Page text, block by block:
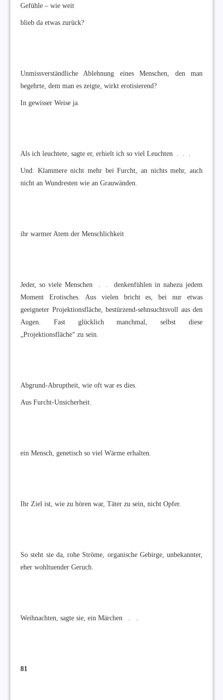
Gefühle – wie weit
blieb da etwas zurück?
Unmissverständliche Ablehnung eines Menschen, den man
begehrte, dem man es zeigte, wirkt erotisierend?
In gewisser Weise ja.
Als ich leuchtete, sagte er, erhielt ich so viel Leuchten . . .
Und: Klammere nicht mehr bei Furcht, an nichts mehr, auch
nicht an Wundresten wie an Grauwänden.
ihr warmer Atem der Menschlichkeit
Jeder, so viele Menschen . . denkenfühlen in nahezu jedem
Moment Erotisches. Aus vielen bricht es, bei nur etwas
geeigneter Projektionsfläche, bestürzend-sehnsuchtsvoll aus den
Augen. Fast glücklich manchmal, selbst diese
„Projektionsfläche“ zu sein.
Abgrund-Abruptheit, wie oft war es dies.
Aus Furcht-Unsicherheit.
ein Mensch, genetisch so viel Wärme erhalten.
Ihr Ziel ist, wie zu hören war, Täter zu sein, nicht Opfer.
So steht sie da, rohe Ströme, organische Gebirge, unbekannter,
eher wohltuender Geruch.
Weihnachten, sagte sie, ein Märchen . .
81